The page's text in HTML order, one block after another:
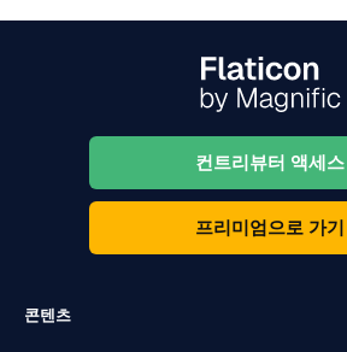
컨트리뷰터 액세스
프리미엄으로 가기
콘텐츠